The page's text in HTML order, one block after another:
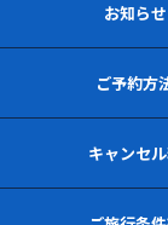
お知らせ
ご予約方
キャンセ